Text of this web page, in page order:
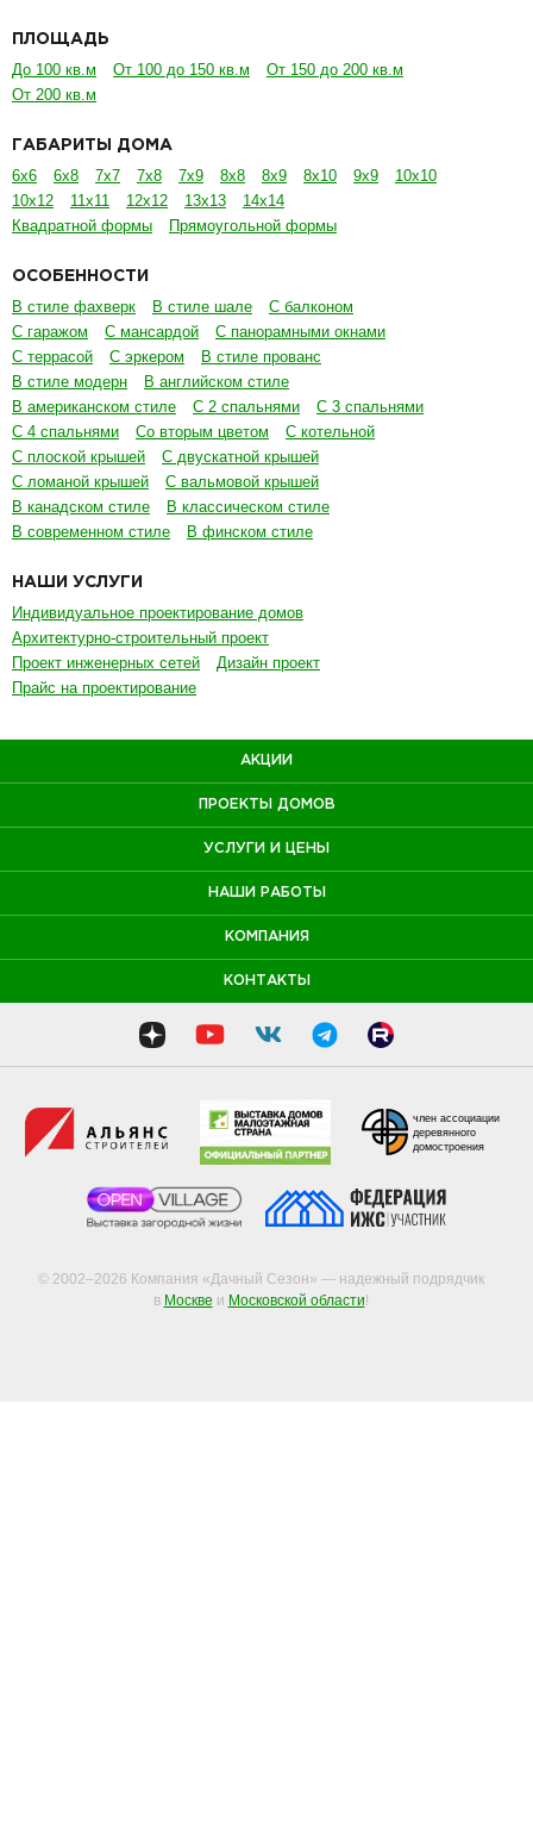
ПЛОЩАДЬ
До 100 кв.м От 100 до 150 кв.м
От 150 до 200 кв.м
От 200 кв.м
ГАБАРИТЫ ДОМА
6х6 6х8 7х7 7х8 7х9 8х8 8х9 8х10 9х9
10х10
10х12
11х11 12х12 13х13
14х14
Квадратной формы
Прямоугольной формы
ОСОБЕННОСТИ
В стиле фахверк В стиле шале
С балконом
С гаражом
С мансардой
С панорамными окнами
С террасой
С эркером
В стиле прованс
В стиле модерн
В английском стиле
В американском стиле
С 2 спальнями
С 3 спальнями
С 4 спальнями
Со вторым цветом
С котельной
С плоской крышей
С двускатной крышей
С ломаной крышей
С вальмовой крышей
В канадском стиле
В классическом стиле
В современном стиле
В финском стиле
НАШИ УСЛУГИ
Индивидуальное проектирование домов
Архитектурно-строительный проект
Проект инженерных сетей
Дизайн проект
Прайс на проектирование
АКЦИИ
ПРОЕКТЫ ДОМОВ
УСЛУГИ И ЦЕНЫ
НАШИ РАБОТЫ
КОМПАНИЯ
КОНТАКТЫ
© 2002–2026 Компания «Дачный Сезон» — надежный подрядчик
в Москве и Московской области!
член ассоциации
деревянного
домостроения